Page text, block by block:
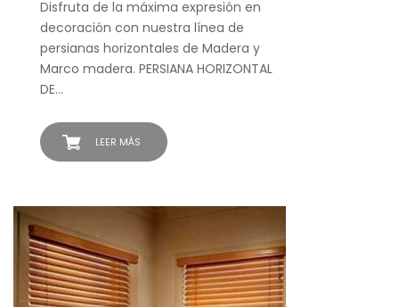
LEER MÁS
Disfruta de la máxima expresión en
decoración con nuestra línea de
persianas horizontales de Madera y
Marco madera. PERSIANA HORIZONTAL
DE…